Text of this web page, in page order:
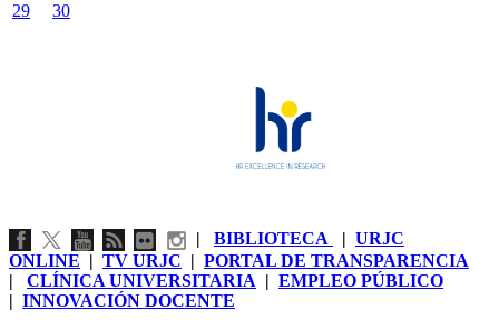
29
30
| BIBLIOTECA | URJC
ONLINE | TV URJC | PORTAL DE TRANSPARENCIA
| CLÍNICA UNIVERSITARIA | EMPLEO PÚBLICO
| INNOVACIÓN DOCENTE